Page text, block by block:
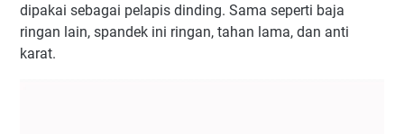
dipakai sebagai pelapis dinding. Sama seperti baja
ringan lain, spandek ini ringan, tahan lama, dan anti
karat.